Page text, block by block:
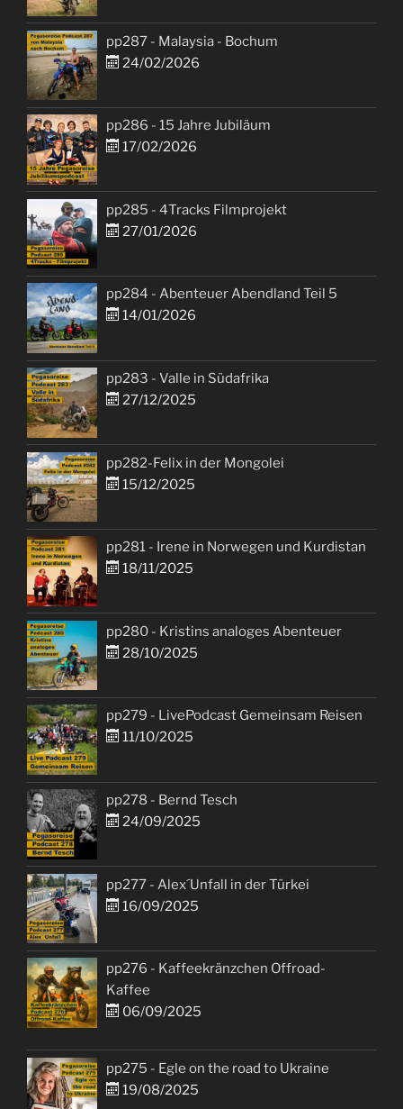
pp287 - Malaysia - Bochum
24/02/2026
pp286 - 15 Jahre Jubiläum
17/02/2026
pp285 - 4Tracks Filmprojekt
27/01/2026
pp284 - Abenteuer Abendland Teil 5
14/01/2026
pp283 - Valle in Südafrika
27/12/2025
pp282-Felix in der Mongolei
15/12/2025
pp281 - Irene in Norwegen und Kurdistan
18/11/2025
pp280 - Kristins analoges Abenteuer
28/10/2025
pp279 - LivePodcast Gemeinsam Reisen
11/10/2025
pp278 - Bernd Tesch
24/09/2025
pp277 - Alex´Unfall in der Türkei
16/09/2025
pp276 - Kaffeekränzchen Offroad-
Kaffee
06/09/2025
pp275 - Egle on the road to Ukraine
19/08/2025